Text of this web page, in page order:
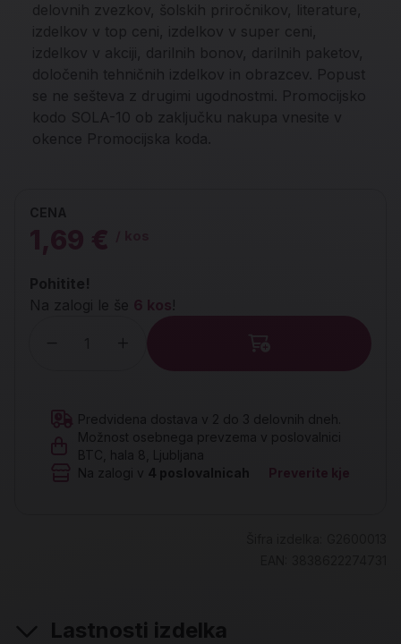
delovnih zvezkov, šolskih priročnikov, literature,
izdelkov v top ceni, izdelkov v super ceni,
izdelkov v akciji, darilnih bonov, darilnih paketov,
določenih tehničnih izdelkov in obrazcev. Popust
se ne sešteva z drugimi ugodnostmi. Promocijsko
kodo SOLA-10 ob zaključku nakupa vnesite v
okence Promocijska koda.
CENA
1,69 €
Pohitite!
Na zalogi le še 6 kos
Predvidena dostava v 2 do 3 delovnih dneh.
Možnost osebnega prevzema v poslovalnici
BTC, hala 8, Ljubljana
Na zalogi v 4 poslovalnicah Preverite kje
Lastnosti izdelka